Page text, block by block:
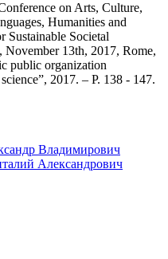
on Arts, Culture,
Humanities and
Sustainable Societal
November 13th, 2017, Rome,
public organization
2017. – Р. 138 - 147.
Владимирович
Александрович